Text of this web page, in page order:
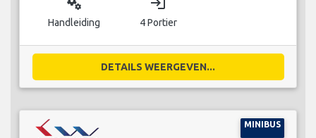
Handleiding 4 Portier
DETAILS WEERGEVEN...
MINIBUS